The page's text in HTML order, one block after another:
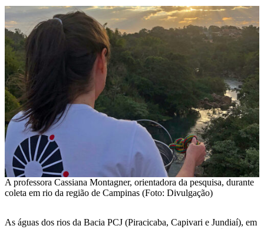
A professora Cassiana Montagner, orientadora da pesquisa, durante
coleta em rio da região de Campinas (Foto: Divulgação)
As águas dos rios da Bacia PCJ (Piracicaba, Capivari e Jundiaí), em